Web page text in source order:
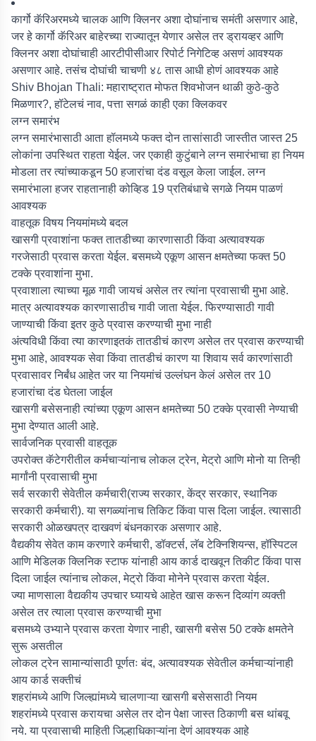
कार्गो कॅरिअरमध्ये चालक आणि क्लिनर अशा दोघांनाच समंती असणार आहे,
जर हे कार्गो कॅरिअर बाहेरच्या राज्यातून येणार असेल तर ड्रायव्हर आणि
क्लिनर अशा दोघांचाही आरटीपीसीआर रिपोर्ट निगेटिव्ह असणं आवश्यक
असणार आहे. तसंच दोघांची चाचणी ४८ तास आधी होणं आवश्यक आहे
Shiv Bhojan Thali: महाराष्ट्रात मोफत शिवभोजन थाळी कुठे-कुठे
मिळणार?, हॉटेलचं नाव, पत्ता सगळं काही एका क्लिकवर
लग्न समारंभ
लग्न समारंभासाठी आता हॉलमध्ये फक्त दोन तासांसाठी जास्तीत जास्त 25
लोकांना उपस्थित राहता येईल. जर एकाही कुटुंबाने लग्न समारंभाचा हा नियम
मोडला तर त्यांच्याकडून 50 हजारांचा दंड वसूल केला जाईल. लग्न
समारंभाला हजर राहतानाही कोव्हिड 19 प्रतिबंधाचे सगळे नियम पाळणं
आवश्यक
वाहतूक विषय नियमांमध्ये बदल
खासगी प्रवाशांना फक्त तातडीच्या कारणासाठी किंवा अत्यावश्यक
गरजेसाठी प्रवास करता येईल. बसमध्ये एकूण आसन क्षमतेच्या फक्त 50
टक्के प्रवाशांना मुभा.
प्रवाशाला त्याच्या मूळ गावी जायचं असेल तर त्यांना प्रवासाची मुभा आहे.
मात्र अत्यावश्यक कारणासाठीच गावी जाता येईल. फिरण्यासाठी गावी
जाण्याची किंवा इतर कुठे प्रवास करण्याची मुभा नाही
अंत्यविधी किंवा त्या कारणाइतकं तातडीचं कारण असेल तर प्रवास करण्याची
मुभा आहे, आवश्यक सेवा किंवा तातडीचं कारण या शिवाय सर्व कारणांसाठी
प्रवासावर निर्बंध आहेत जर या नियमांचं उल्लंघन केलं असेल तर 10
हजारांचा दंड घेतला जाईल
खासगी बसेसनाही त्यांच्या एकूण आसन क्षमतेच्या 50 टक्के प्रवासी नेण्याची
मुभा देण्यात आली आहे.
सार्वजनिक प्रवासी वाहतूक
उपरोक्त कॅटेगरीतील कर्मचाऱ्यांनाच लोकल ट्रेन, मेट्रो आणि मोनो या तिन्ही
मार्गांनी प्रवासाची मुभा
सर्व सरकारी सेवेतील कर्मचारी(राज्य सरकार, केंद्र सरकार, स्थानिक
सरकारी कर्मचारी). या सगळ्यांनाच तिकिट किंवा पास दिला जाईल. त्यासाठी
सरकारी ओळखपत्र दाखवणं बंधनकारक असणार आहे.
वैद्यकीय सेवेत काम करणारे कर्मचारी, डॉक्टर्स, लॅब टेक्निशियन्स, हॉस्पिटल
आणि मेडिलक क्लिनिक स्टाफ यांनाही आय कार्ड दाखवून तिकीट किंवा पास
दिला जाईल त्यांनाच लोकल, मेट्रो किंवा मोनेने प्रवास करता येईल.
ज्या माणसाला वैद्यकीय उपचार घ्यायचे आहेत खास करून दिव्यांग व्यक्ती
असेल तर त्याला प्रवास करण्याची मुभा
बसमध्ये उभ्याने प्रवास करता येणार नाही, खासगी बसेस 50 टक्के क्षमतेने
सुरू असतील
लोकल ट्रेन सामान्यांसाठी पूर्णतः बंद, अत्यावश्यक सेवेतील कर्मचाऱ्यांनाही
आय कार्ड सक्तीचं
शहरांमध्ये आणि जिल्ह्यांमध्ये चालणाऱ्या खासगी बसेससाठी नियम
शहरांमध्ये प्रवास करायचा असेल तर दोन पेक्षा जास्त ठिकाणी बस थांबवू
नये. या प्रवासाची माहिती जिल्हाधिकाऱ्यांना देणं आवश्यक आहे